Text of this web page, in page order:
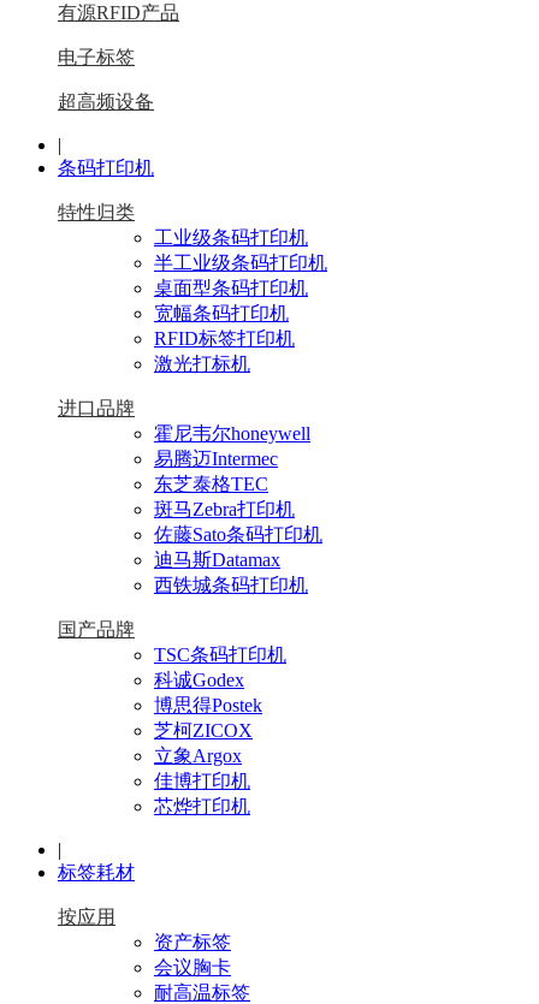
有源RFID产品
电子标签
超高频设备
|
条码打印机
特性归类
工业级条码打印机
半工业级条码打印机
桌面型条码打印机
宽幅条码打印机
RFID标签打印机
激光打标机
进口品牌
霍尼韦尔honeywell
易腾迈Intermec
东芝泰格TEC
斑马Zebra打印机
佐藤Sato条码打印机
迪马斯Datamax
西铁城条码打印机
国产品牌
TSC条码打印机
科诚Godex
博思得Postek
芝柯ZICOX
立象Argox
佳博打印机
芯烨打印机
|
标签耗材
按应用
资产标签
会议胸卡
耐高温标签